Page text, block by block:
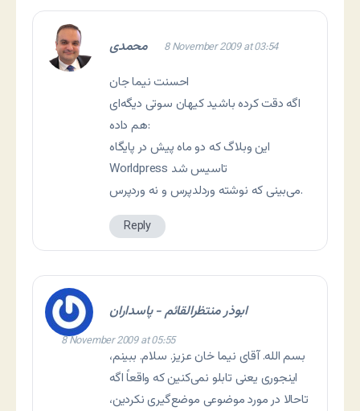
محمدی 8 November 2009 at 03:54
احسنت نیما جان
هم داده:
اين وبلاگ كه دو ماه پيش در پايگاه
Worldpress تاسيس شد
می‌بینی که نوشته وردلدپرس و نه وردپرس.
Reply
ابوذر منتظرالقائم - پاسداران
8 November 2009 at 05:55
بسم الله. آقای نیما خان عزیز. سلام. ببینم،
اینجوری یعنی تابلو نمی‌کنین که واقعاً اگه
تاحالا در مورد موضوعی موضع‌گیری نکردین،